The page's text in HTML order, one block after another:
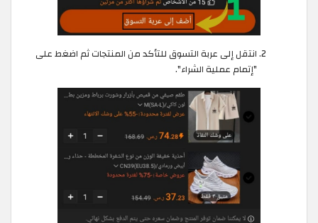
انتقل إلى عربة التسوق للتأكد من المنتجات ثم اضغط على
"إتمام عملية الشراء".